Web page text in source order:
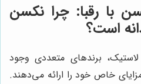
با رقبا: چرا نکسن
است؟
لاستیک، برندهای متعددی وجود
خاص خود را ارائه می‌دهند.